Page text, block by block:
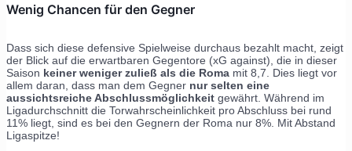
Wenig Chancen für den Gegner
Dass sich diese defensive Spielweise durchaus bezahlt macht, zeigt
der Blick auf die erwartbaren Gegentore (xG against), die in dieser
Saison keiner weniger zuließ als die Roma mit 8,7. Dies liegt vor
allem daran, dass man dem Gegner nur selten eine
aussichtsreiche Abschlussmöglichkeit gewährt. Während im
Ligadurchschnitt die Torwahrscheinlichkeit pro Abschluss bei rund
11% liegt, sind es bei den Gegnern der Roma nur 8%. Mit Abstand
Ligaspitze!